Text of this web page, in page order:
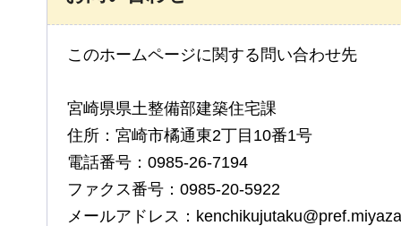
このホームページに関する問い合わせ先
宮崎県県土整備部建築住宅課
住所：宮崎市橘通東2丁目10番1号
電話番号：0985-26-7194
ファクス番号：0985-20-5922
メールアドレス：